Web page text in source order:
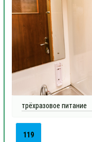
трёхразовое питание
119